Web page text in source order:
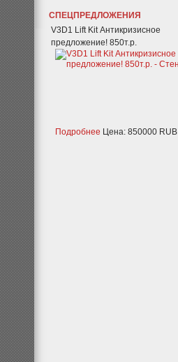
СПЕЦПРЕДЛОЖЕНИЯ
V3D1 Lift Kit Антикризисное
предложение! 850т.р.
Подробнее Цена: 850000 RUB